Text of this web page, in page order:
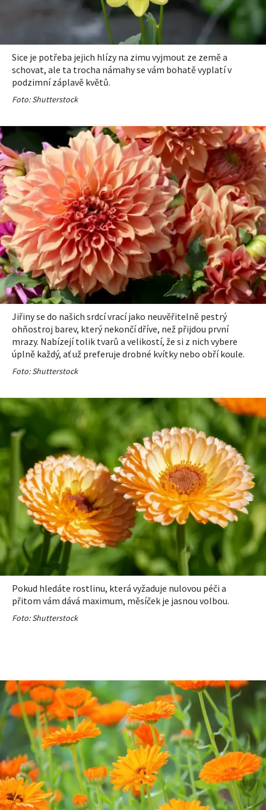
Sice je potřeba jejich hlízy na zimu vyjmout ze země a
schovat, ale ta trocha námahy se vám bohatě vyplatí v
podzimní záplavě květů.
Foto: Shutterstock
Jiřiny se do našich srdcí vrací jako neuvěřitelně pestrý
ohňostroj barev, který nekončí dříve, než přijdou první
mrazy. Nabízejí tolik tvarů a velikostí, že si z nich vybere
úplně každý, ať už preferuje drobné kvítky nebo obří koule.
Foto: Shutterstock
Pokud hledáte rostlinu, která vyžaduje nulovou péči a
přitom vám dává maximum, měsíček je jasnou volbou.
Foto: Shutterstock